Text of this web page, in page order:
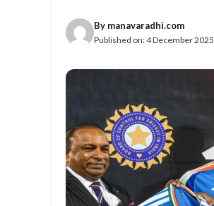
By manavaradhi.com
Published on:4 December 2025